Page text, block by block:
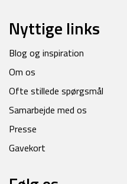
Nyttige links
Blog og inspiration
Om os
Ofte stillede spørgsmål
Samarbejde med os
Presse
Gavekort